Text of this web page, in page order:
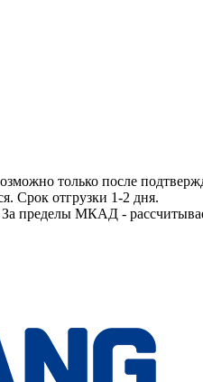
только после
Срок отгрузки 1-2 дня.
пределы МКАД -